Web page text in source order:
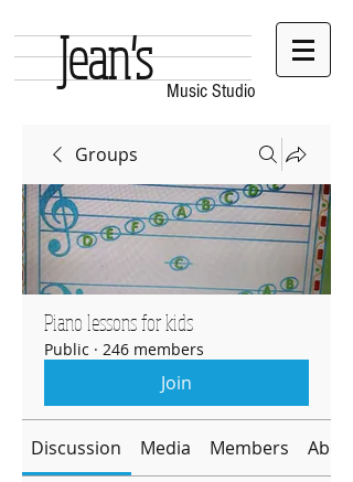
Music Studio
Jean's
Groups
Piano lessons for kids
Public · 246 members
Join
Discussion Media Members About